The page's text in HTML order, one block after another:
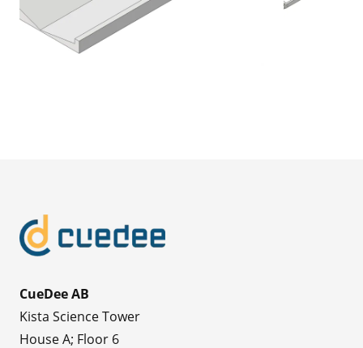
CueDee AB
Kista Science Tower
House A; Floor 6